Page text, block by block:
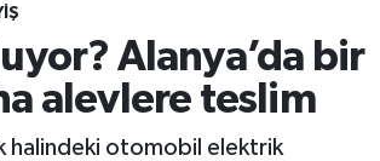
Alanya’da bir
alevlere teslim
halindeki otomobil elektrik
Haberleri